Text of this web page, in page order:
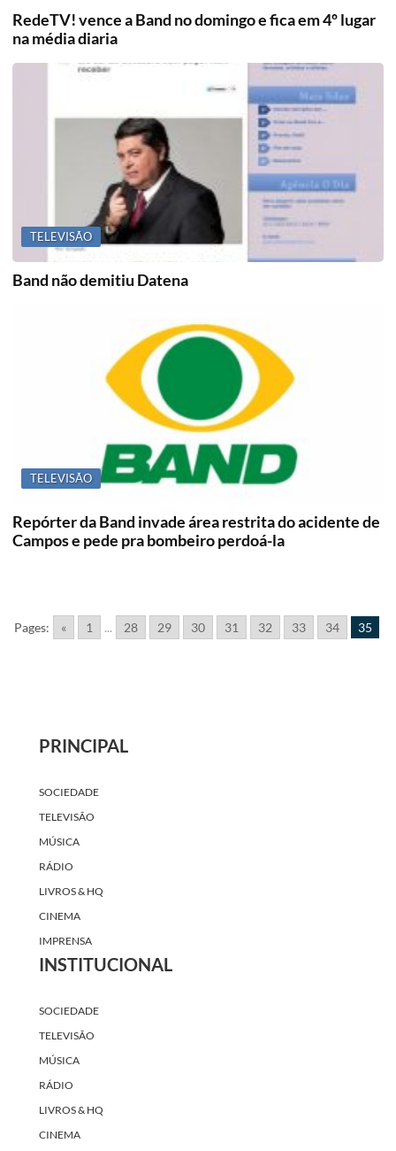
RedeTV! vence a Band no domingo e fica em 4º lugar
na média diaria
TELEVISÃO
Band não demitiu Datena
TELEVISÃO
Repórter da Band invade área restrita do acidente de
Campos e pede pra bombeiro perdoá-la
Pages: « 1 ... 28 29 30 31 32 33 34 35
PRINCIPAL
SOCIEDADE
TELEVISÃO
MÚSICA
RÁDIO
LIVROS & HQ
CINEMA
IMPRENSA
INSTITUCIONAL
SOCIEDADE
TELEVISÃO
MÚSICA
RÁDIO
LIVROS & HQ
CINEMA